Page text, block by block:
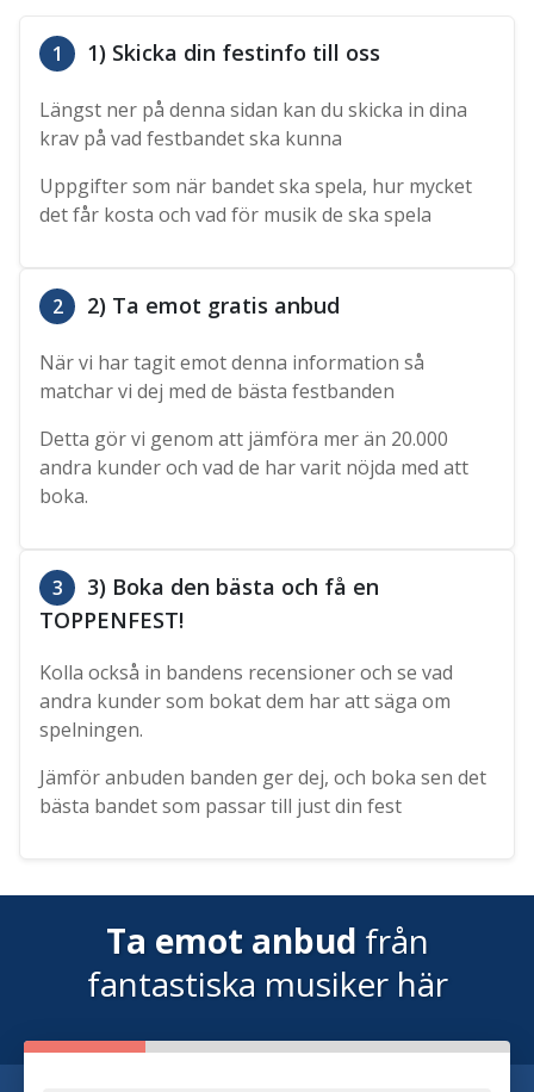
1 1) Skicka din festinfo till oss
Längst ner på denna sidan kan du skicka in dina
krav på vad festbandet ska kunna
Uppgifter som när bandet ska spela, hur mycket
det får kosta och vad för musik de ska spela
2 2) Ta emot gratis anbud
När vi har tagit emot denna information så
matchar vi dej med de bästa festbanden
Detta gör vi genom att jämföra mer än 20.000
andra kunder och vad de har varit nöjda med att
boka.
3
3) Boka den bästa och få en
TOPPENFEST!
Kolla också in bandens recensioner och se vad
andra kunder som bokat dem har att säga om
spelningen.
Jämför anbuden banden ger dej, och boka sen det
bästa bandet som passar till just din fest
Ta emot anbud från
fantastiska musiker här